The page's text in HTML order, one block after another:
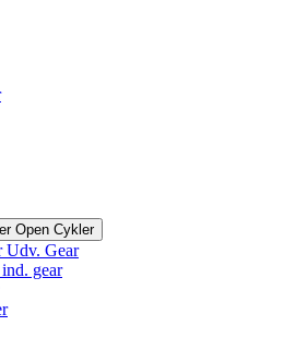
Open Cykler
Udv. Gear
gear